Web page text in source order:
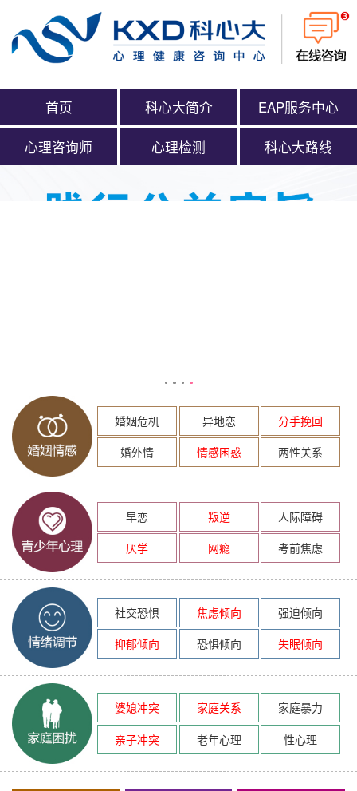
首页 科心大简介 EAP服务中心
心理咨询师 心理检测 科心大路线
婚姻危机 异地恋
分手挽回
婚外情
情感困惑 两性关系
早恋 叛逆
人际障碍
厌学
网瘾 考前焦虑
社交恐惧 焦虑倾向
强迫倾向
抑郁倾向
恐惧倾向 失眠倾向
婆媳冲突 家庭关系
家庭暴力
亲子冲突
老年心理 性心理